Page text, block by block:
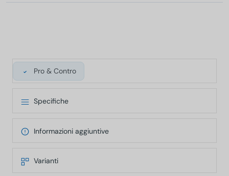
Pro & Contro
Specifiche
Informazioni aggiuntive
Varianti